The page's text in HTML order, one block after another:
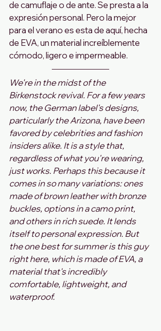
de camuflaje o de ante. Se presta a la
expresión personal. Pero la mejor
para el verano es esta de aquí, hecha
de EVA, un material increíblemente
cómodo, ligero e impermeable.
We're in the midst of the
Birkenstock revival. For a few years
now, the German label's designs,
particularly the Arizona, have been
favored by celebrities and fashion
insiders alike. It is a style that,
regardless of what you're wearing,
just works. Perhaps this because it
comes in so many variations: ones
made of brown leather with bronze
buckles, options in a camo print,
and others in rich suede. It lends
itself to personal expression. But
the one best for summer is this guy
right here, which is made of EVA, a
material that's incredibly
comfortable, lightweight, and
waterproof.